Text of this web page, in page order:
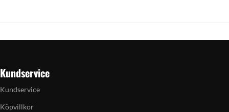
Kundservice
Kundservice
Köpvillkor